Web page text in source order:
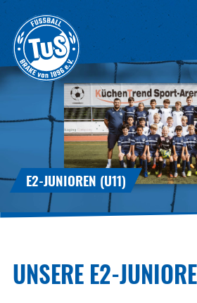
E2-JUNIOREN (U11)
UNSERE E2-